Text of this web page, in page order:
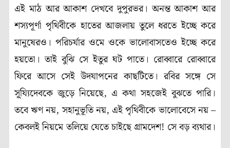
এই মাঠ আর আকাশ দেখবে দুপুরভর। অনন্ত আকাশ আর
শস্যপূর্ণা পৃথিবীকে হাতের আজলায় তুলে ধরতে ইচ্ছে করে
মানুষেরও। পরিচর্যার ওমে ওকে ভালোবাসতেও ইচ্ছে করে
হয়তো। তাই বুঝি সে ইতুর ঘট পাতে। রোব্বারে রোব্বারে
ফিরে আসে সেই উদযাপনের কাছটিতে। রবির সঙ্গে সে
সূ্য্যিদেবকে জুড়ে নিয়েছে, এ কথা সহজেই বুঝতে পারি।
তবে ঋণ নয়, সহানুভূতি নয়, এই পৃথিবীকে ভালোবেসে নয় –
কেবলই নিয়মে তলিয়ে যেতে চাইছে গ্রামদেশ! সে বড় ব্যথার।